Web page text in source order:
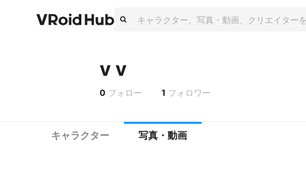
v v
0 フォロー 1 フォロワー
キャラクター 写真・動画